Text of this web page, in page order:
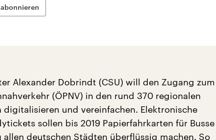
Alexander Dobrindt (CSU) will den Zugang zum
(ÖPNV) in den rund 370 regionalen
digitalisieren und vereinfachen. Elektronische
sollen bis 2019 Papierfahrkarten für Busse
allen deutschen Städten überflüssig machen. So